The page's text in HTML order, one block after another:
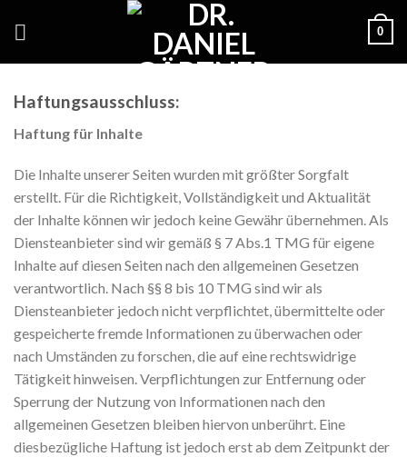
0
Haftungsausschluss:
Haftung für Inhalte
Die Inhalte unserer Seiten wurden mit größter Sorgfalt
erstellt. Für die Richtigkeit, Vollständigkeit und Aktualität
der Inhalte können wir jedoch keine Gewähr übernehmen. Als
Diensteanbieter sind wir gemäß § 7 Abs.1 TMG für eigene
Inhalte auf diesen Seiten nach den allgemeinen Gesetzen
verantwortlich. Nach §§ 8 bis 10 TMG sind wir als
Diensteanbieter jedoch nicht verpflichtet, übermittelte oder
gespeicherte fremde Informationen zu überwachen oder
nach Umständen zu forschen, die auf eine rechtswidrige
Tätigkeit hinweisen. Verpflichtungen zur Entfernung oder
Sperrung der Nutzung von Informationen nach den
allgemeinen Gesetzen bleiben hiervon unberührt. Eine
diesbezügliche Haftung ist jedoch erst ab dem Zeitpunkt der